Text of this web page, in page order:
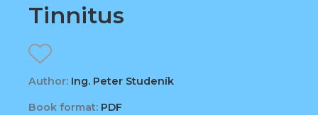
Tinnitus
Author: Ing. Peter Studeník
Book format: PDF